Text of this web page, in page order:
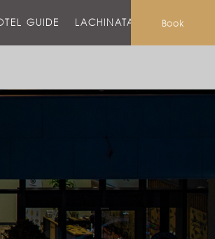
GUIDE LACHINATA MALLBook